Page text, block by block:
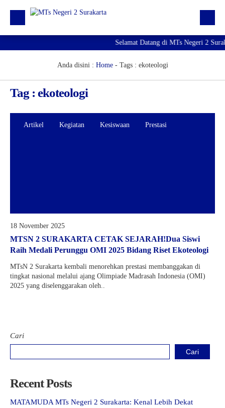
Profil Madrasah
PTK
Kurikulum
Selamat Datang di MTs Negeri 2
Anda disini : Home- Tags : ekoteologi
Tag : ekoteologi
Artikel Kegiatan Kesiswaan Prestasi
18 November 2025
MTSN 2 SURAKARTA CETAK SEJARAH!Dua Siswi
Raih Medali Perunggu OMI 2025 Bidang Riset Ekoteologi
MTsN 2 Surakarta kembali menorehkan prestasi membanggakan di
tingkat nasional melalui ajang Olimpiade Madrasah Indonesia (OMI)
2025 yang diselenggarakan oleh..
Cari
Cari
Recent Posts
MATAMUDA MTs Negeri 2 Surakarta: Kenal Lebih Dekat